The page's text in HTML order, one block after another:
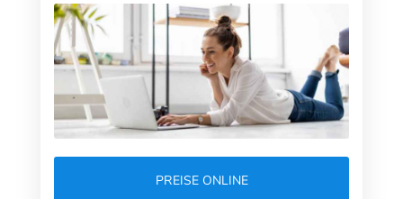
PREISE ONLINE